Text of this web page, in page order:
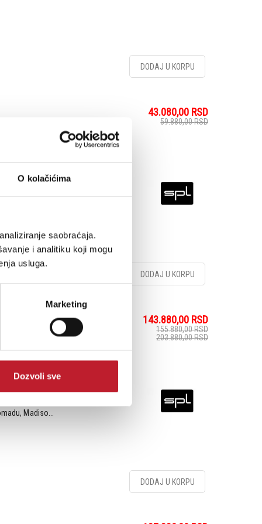
O kolačićima
saobraćaja.
i analitiku koji mogu
usluga.
Marketing
Dozvoli sve
DODAJ U KORPU
43.080,00 RSD
59.880,00RSD
alternative to
DODAJ U KORPU
143.880,00 RSD
155.880,00RSD
203.880,00RSD
konverter & MADI
Madiso...
DODAJ U KORPU